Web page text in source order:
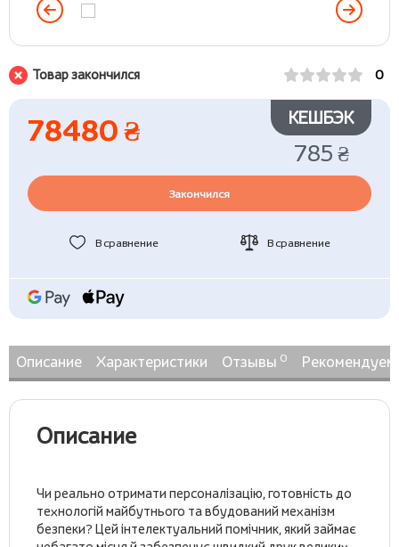
Товар закончился 0
78480 ₴ КЕШБЭК
785 ₴
Закончился
В сравнение В сравнение
Описание Характеристики Отзывы 0
Описание
Чи реально отримати персоналізацію, готовність до
технологій майбутнього та вбудований механізм
безпеки? Цей інтелектуальний помічник, який займає